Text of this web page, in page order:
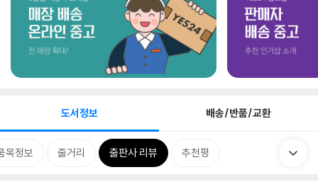
도서정보 배송/반품/교환
목정보 줄거리 출판사 리뷰 추천평